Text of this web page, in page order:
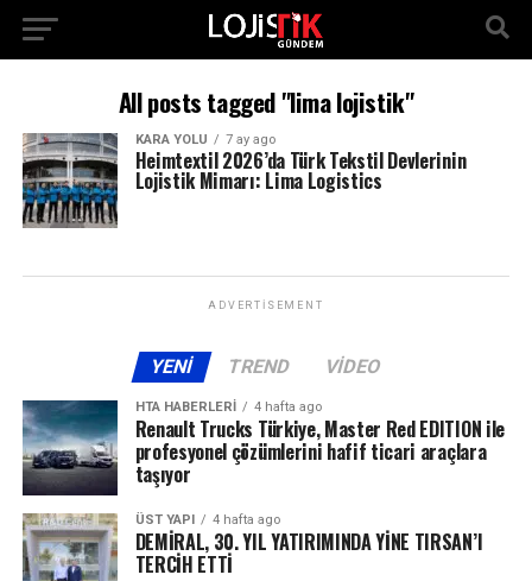
All posts tagged "lima lojistik"
KARA YOLU 7 ay ago
Heimtextil 2026’da Türk Tekstil Devlerinin
Lojistik Mimarı: Lima Logistics
ADVERTISEMENT
YENI TREND VIDEO
HTA HABERLERI 4 hafta ago
Renault Trucks Türkiye, Master Red EDITION ile
profesyonel çözümlerini hafif ticari araçlara
taşıyor
ÜST YAPI 4 hafta ago
DEMİRAL, 30. YIL YATIRIMINDA YİNE TIRSAN’I
TERCİH ETTİ